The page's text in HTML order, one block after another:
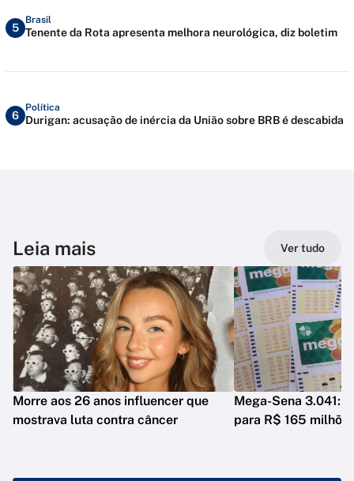
5
Brasil
Tenente da Rota apresenta melhora neurológica, diz boletim
6
Política
Durigan: acusação de inércia da União sobre BRB é descabida
Leia mais Ver tudo
Morre aos 26 anos influencer que
mostrava luta contra câncer
Mega-Sena 3.041:
para R$ 165